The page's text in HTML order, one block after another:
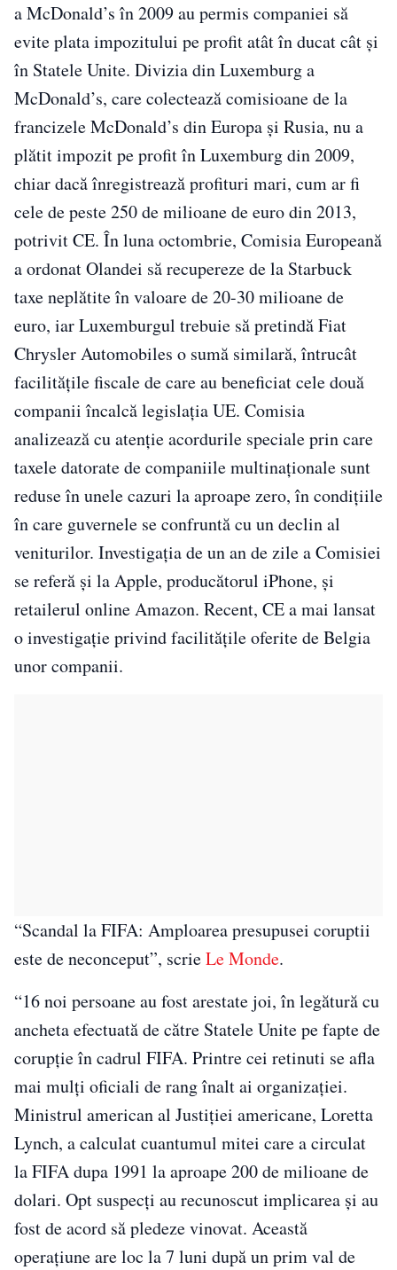
a McDonald’s în 2009 au permis companiei să
evite plata impozitului pe profit atât în ducat cât şi
în Statele Unite. Divizia din Luxemburg a
McDonald’s, care colectează comisioane de la
francizele McDonald’s din Europa şi Rusia, nu a
plătit impozit pe profit în Luxemburg din 2009,
chiar dacă înregistrează profituri mari, cum ar fi
cele de peste 250 de milioane de euro din 2013,
potrivit CE. În luna octombrie, Comisia Europeană
a ordonat Olandei să recupereze de la Starbuck
taxe neplătite în valoare de 20-30 milioane de
euro, iar Luxemburgul trebuie să pretindă Fiat
Chrysler Automobiles o sumă similară, întrucât
facilităţile fiscale de care au beneficiat cele două
companii încalcă legislaţia UE. Comisia
analizează cu atenţie acordurile speciale prin care
taxele datorate de companiile multinaţionale sunt
reduse în unele cazuri la aproape zero, în condiţiile
în care guvernele se confruntă cu un declin al
veniturilor. Investigaţia de un an de zile a Comisiei
se referă şi la Apple, producătorul iPhone, şi
retailerul online Amazon. Recent, CE a mai lansat
o investigaţie privind facilităţile oferite de Belgia
unor companii.
“Scandal la FIFA: Amploarea presupusei coruptii
este de neconceput”, scrieLe Monde.
“16 noi persoane au fost arestate joi, în legătură cu
ancheta efectuată de către Statele Unite pe fapte de
corupție în cadrul FIFA. Printre cei retinuti se afla
mai mulți oficiali de rang înalt ai organizației.
Ministrul american al Justiției americane, Loretta
Lynch, a calculat cuantumul mitei care a circulat
la FIFA dupa 1991 la aproape 200 de milioane de
dolari. Opt suspecți au recunoscut implicarea și au
fost de acord să pledeze vinovat. Această
operaţiune are loc la 7 luni după un prim val de